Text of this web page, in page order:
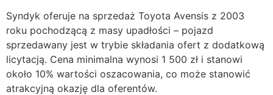
Syndyk oferuje na sprzedaż Toyota Avensis z 2003
roku pochodzącą z masy upadłości – pojazd
sprzedawany jest w trybie składania ofert z dodatkową
licytacją. Cena minimalna wynosi 1 500 zł i stanowi
około 10% wartości oszacowania, co może stanowić
atrakcyjną okazję dla oferentów.